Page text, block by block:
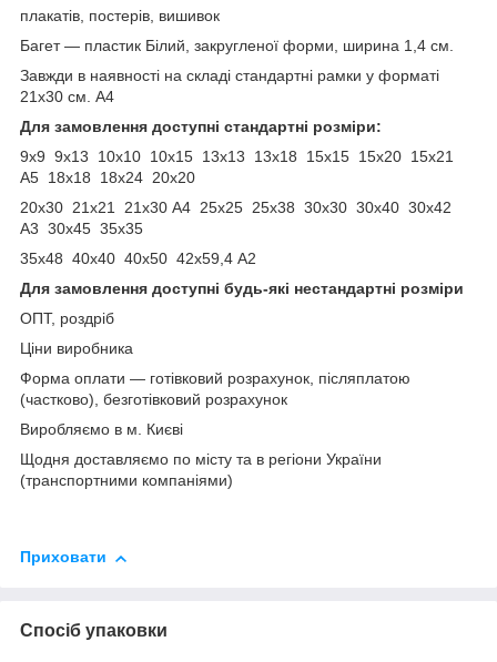
плакатів, постерів, вишивок
Багет ― пластик Білий, закругленої форми, ширина 1,4 см.
Завжди в наявності на складі стандартні рамки у форматі
21х30 см. А4
Для замовлення доступні стандартні розміри:
9х9 9х13 10х10 10х15 13х13 13х18 15х15 15х20 15х21
А5 18х18 18х24 20х20
20х30 21х21 21х30 А4 25х25 25х38 30х30 30х40 30х42
А3 30х45 35х35
35х48 40х40 40х50 42х59,4 А2
Для замовлення доступні будь-які нестандартні розміри
ОПТ, роздріб
Ціни виробника
Форма оплати ― готівковий розрахунок, післяплатою
(частково), безготівковий розрахунок
Виробляємо в м. Києві
Щодня доставляємо по місту та в регіони України
(транспортними компаніями)
Приховати
Спосіб упаковки